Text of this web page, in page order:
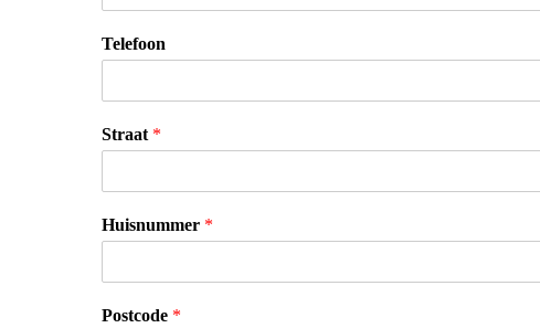
Telefoon
Straat *
Huisnummer *
Postcode *